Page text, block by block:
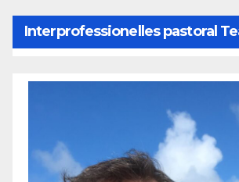
Interprofessionelles pastoral